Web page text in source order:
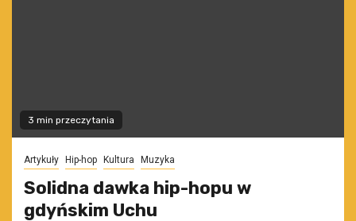
3 min przeczytania
Artykuły Hip-hop Kultura Muzyka
Solidna dawka hip-hopu w
gdyńskim Uchu